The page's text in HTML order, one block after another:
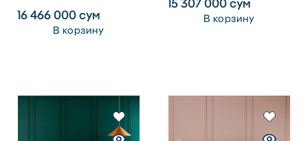
16 466 000сум
В корзину
15 307 000сум
В корзину